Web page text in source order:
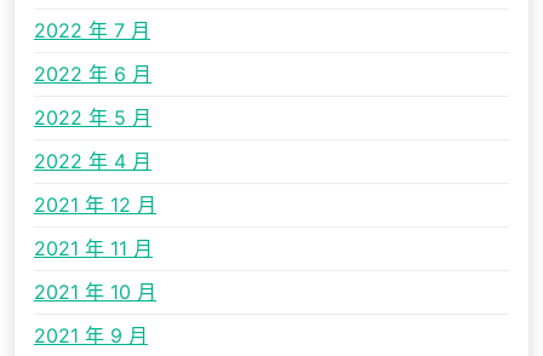
2022 年 7 月
2022 年 6 月
2022 年 5 月
2022 年 4 月
2021 年 12 月
2021 年 11 月
2021 年 10 月
2021 年 9 月